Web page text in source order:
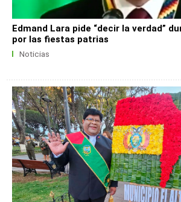
Edmand Lara pide “decir la verdad”
por las fiestas patrias
Noticias